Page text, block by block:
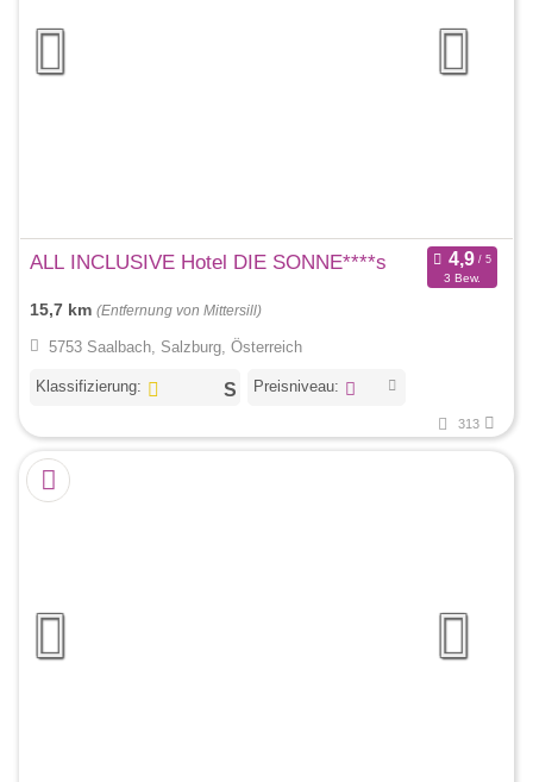
ALL INCLUSIVE Hotel DIE SONNE****s
3 Bew.
15,7 km (Entfernung von Mittersill)
5753 Saalbach, Salzburg, Österreich
Klassifizierung: Preisniveau:
313